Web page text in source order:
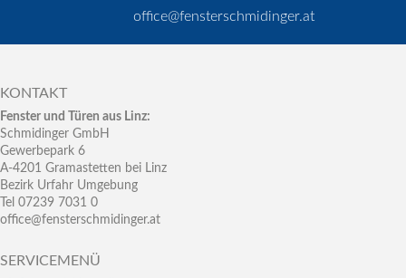
office@fensterschmidinger.at
KONTAKT
Fenster und Türen aus Linz:
Schmidinger GmbH
Gewerbepark 6
A-4201 Gramastetten bei Linz
Bezirk Urfahr Umgebung
Tel 07239 7031 0
office@fensterschmidinger.at
SERVICEMENÜ